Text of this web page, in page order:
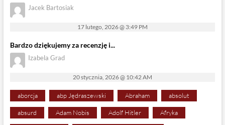
Jacek Bartosiak
17 lutego, 2026 @ 3:49 PM
Bardzo dziękujemy za recenzję i...
Izabela Grad
20 stycznia, 2026 @ 10:42 AM
aborcja abp Jędraszewski Abraham absolut
absurd Adam Nobis Adolf Hitler Afryka